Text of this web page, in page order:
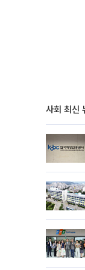
사회 최신